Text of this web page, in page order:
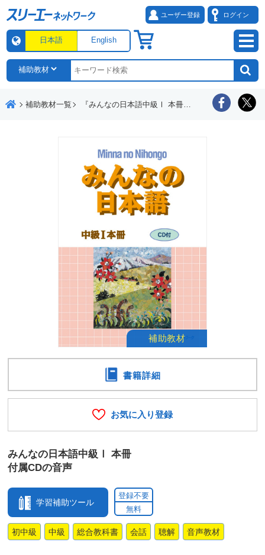
ユーザー登録 ログイン
日本語 English
補助教材一覧 『みんなの日本語中級Ⅰ 本冊』付属CDの音声
みんなの日本語中級Ⅰ 本冊
付属CDの音声
学習補助ツール
登録不要
無料
初中級 中級 総合教科書 会話 聴解 音声教材
書籍詳細
お気に入り登録